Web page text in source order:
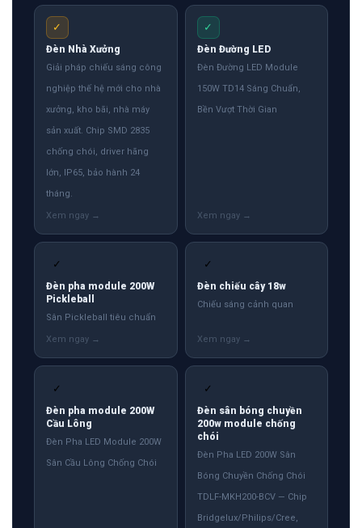
✓
Đèn Nhà Xưởng
Giải pháp chiếu sáng công
nghiệp thế hệ mới cho nhà
xưởng, kho bãi, nhà máy
sản xuất. Chip SMD 2835
chống chói, driver hãng
lớn, IP65, bảo hành 24
tháng.
✓
Đèn Đường LED
Đèn Đường LED Module
150W TD14 Sáng Chuẩn,
Bền Vượt Thời Gian
✓
Đèn pha module 200W
Pickleball
Sân Pickleball tiêu chuẩn
✓
Đèn chiếu cây 18w
Chiếu sáng cảnh quan
✓
Đèn pha module 200W
Cầu Lông
Đèn Pha LED Module 200W
Sân Cầu Lông Chống Chói
✓
Đèn sân bóng chuyền
200w module chống
chói
Đèn Pha LED 200W Sân
Bóng Chuyền Chống Chói
TDLF-MKH200-BCV — Chip
Bridgelux/Philips/Cree,